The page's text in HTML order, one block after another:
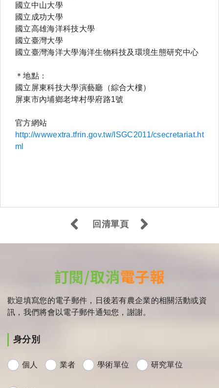
國立中山大學
國立成功大學
國立高雄海洋科技大學
國立臺灣大學
國立臺灣海洋大學海洋生物科技及環境生態研究中心
＊地點：
國立屏東科技大學演藝廳（綜合大樓）
屏東市內埔鄉老埤村學府路1號
官方網站
http://wwwextra.tfrin.gov.tw/ISGC2011/csecretariat.ht
ml
回清單頁
訂閱/取消電子報
歡迎填寫您的電子郵件，日後若有農企業的相關活動或資
訊，我們將會以電子郵件通知您，謝謝。
身分別
個人 業者 學術單位 研究單位